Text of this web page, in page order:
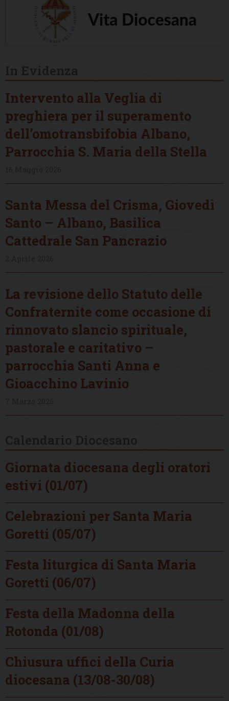
Intervento alla Veglia di
preghiera per il superamento
dell’omotransbifobia Albano,
Parrocchia S. Maria della Stella
Santa Messa del Crisma, Giovedì
Santo – Albano, Basilica
Cattedrale San Pancrazio
La revisione dello Statuto delle
Confraternite come occasione di
rinnovato slancio spirituale,
pastorale e caritativo –
parrocchia Santi Anna e
Gioacchino Lavinio
Giornata diocesana degli oratori
estivi (01/07)
Celebrazioni per Santa Maria
Goretti (05/07)
Festa liturgica di Santa Maria
Goretti (06/07)
Festa della Madonna della
Rotonda (01/08)
Chiusura uffici della Curia
diocesana (13/08-30/08)